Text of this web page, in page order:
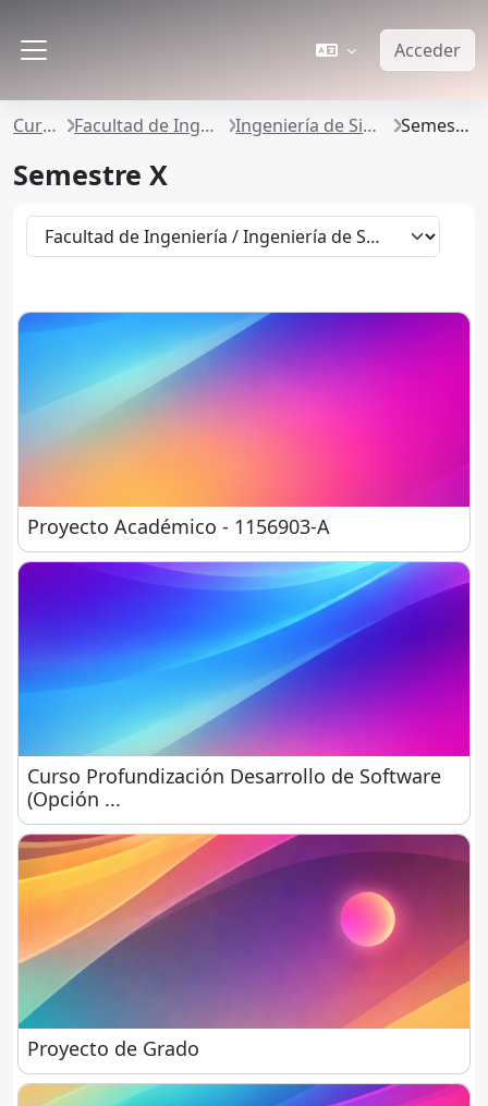
Acceder
Cursos Facultad de Ingeniería Ingeniería de Sistemas Semestre X
Semestre X
Categorías
Proyecto Académico - 1156903-A
Proyecto Académico - 1156903-A
Curso Profundización Desarrollo de Software
Curso Profundización Desarrollo de Software
(Opción ...
Proyecto de Grado
Proyecto de Grado